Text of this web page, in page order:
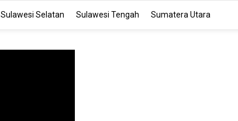
Sulawesi Selatan Sulawesi Tengah Sumatera Utara